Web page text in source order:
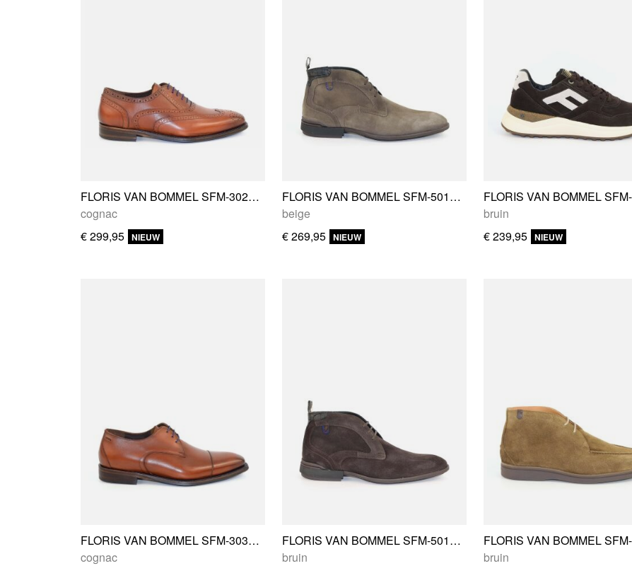
FLORIS VAN BOMMEL SFM-30248-24-01
cognac
€ 299,95 NIEUW
FLORIS VAN BOMMEL SFM-50165-34-01
beige
€ 269,95 NIEUW
bruin
€ 239,95 NIEUW
FLORIS VAN BOMMEL SFM-30310-24-01
cognac
FLORIS VAN BOMMEL SFM-50165-21-01
bruin
bruin